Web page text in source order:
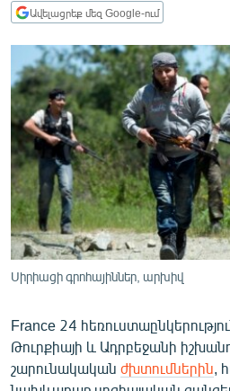
ՊԱՏԵՐԱԶՄԻ 6 ՇԱԲԱԹՆԵՐԸ
ՏԱՐԱԾԱՇՐՋԱՆ
ՄԻՋԱԶԳԱՅԻՆ
ՄՇԱԿՈՒՅԹ
ՍՊՈՐՏ
ՄԵԿՆԱԲԱՆՈՒԹՅՈՒՆ
ՏՏ ԵՒ ԻՆՏԵՐՆԵՏ
ԿՈՐՈՆԱՎԻՐՈՒՍ
ԱՐԽԻՎ
ԲԱՆԱՎԵՃ
ՁԳՏԵԼՈՎ ԼԱՎԱԳՈՒՅՆԻՆ
Ավելացրեք մեզ Google-ում
Սիրիացի գրոհայիններ, արխիվ
France 24
Թուրքիայի և Ադրբեջանի
շարունակական ժխտումներին ,